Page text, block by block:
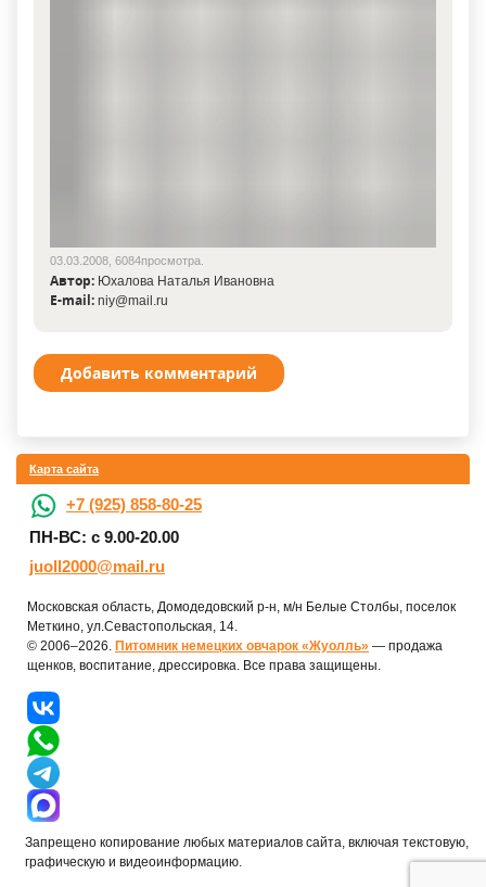
03.03.2008, 6084просмотра.
Автор: Юхалова Наталья Ивановна
E-mail: niy@mail.ru
Добавить комментарий
Карта сайта
+7 (925) 858-80-25
ПН-ВС: с 9.00-20.00
juoll2000@mail.ru
Московская область, Домодедовский р-н, м/н Белые Столбы, поселок
Меткино, ул.Севастопольская, 14.
© 2006–2026. Питомник немецких овчарок «Жуолль» — продажа
щенков, воспитание, дрессировка. Все права защищены.
Запрещено копирование любых материалов сайта, включая текстовую,
графическую и видеоинформацию.